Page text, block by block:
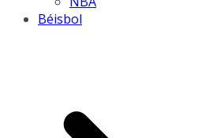
Béisbol